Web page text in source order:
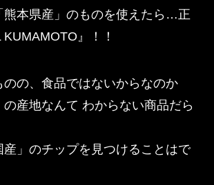
熊本県産」のものを使えたら…正
』！！
の、食品ではないからなのか
の産地なんて わからない商品だら
」のチップを見つけることはで